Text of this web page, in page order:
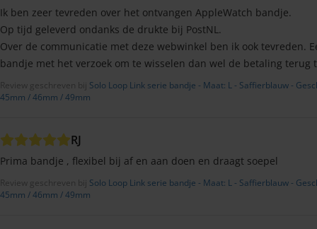
Ik ben zeer tevreden over het ontvangen AppleWatch bandje.
Op tijd geleverd ondanks de drukte bij PostNL.
Over de communicatie met deze webwinkel ben ik ook tevreden.
bandje met het verzoek om te wisselen dan wel de betaling
Review geschreven bij Solo Loop Link serie bandje - Maat: L - Saffierblauw -
45mm / 46mm / 49mm
RJ
Prima bandje , flexibel bij af en aan doen en draagt soepel
Review geschreven bij Solo Loop Link serie bandje - Maat: L - Saffierblauw -
45mm / 46mm / 49mm